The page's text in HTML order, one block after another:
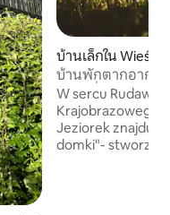
บ้านเล็กใน
บ้านพักตากอากาศ
จากุซซี่ส่วนตัว
W sercu
Krajobrazowego,
Jeziorek znajdują
domki"-